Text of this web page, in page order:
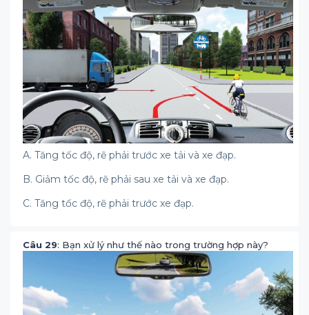
A. Tăng tốc độ, rẽ phải trước xe tải và xe đạp.
B. Giảm tốc độ, rẽ phải sau xe tải và xe đạp.
C. Tăng tốc độ, rẽ phải trước xe đạp.
Câu 29: Bạn xử lý như thế nào trong trường hợp này?